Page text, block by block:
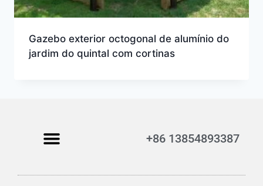
Gazebo exterior octogonal de alumínio do
jardim do quintal com cortinas
+86 13854893387